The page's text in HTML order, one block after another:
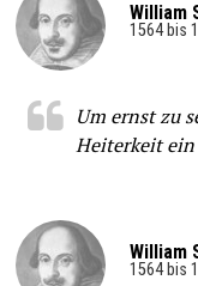
William
1564 bis
Um ernst zu
Heiterkeit
William
1564 bis